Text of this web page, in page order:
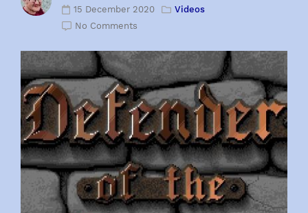
15 December 2020
Videos
No Comments